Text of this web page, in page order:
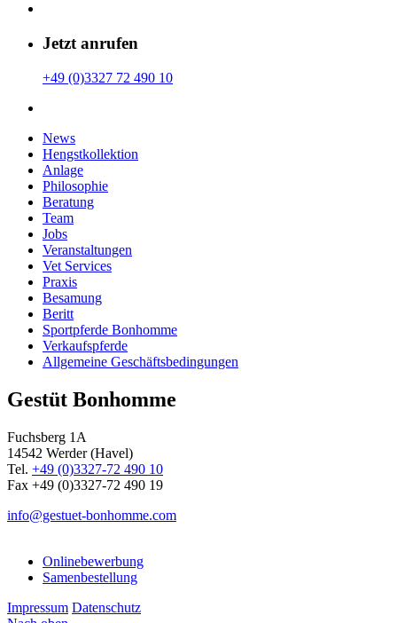
Jetzt anrufen
+49 (0)3327 72 490 10
News
Hengstkollektion
Anlage
Philosophie
Beratung
Team
Jobs
Veranstaltungen
Vet Services
Praxis
Besamung
Beritt
Sportpferde Bonhomme
Verkaufspferde
Allgemeine Geschäfts­bedingungen
Gestüt Bonhomme
Fuchsberg 1A
14542 Werder (Havel)
Tel. +49 (0)3327-72 490 10
Fax +49 (0)3327-72 490 19
info@gestuet-bonhomme.com
Onlinebewerbung
Samenbestellung
Impressum Datenschutz